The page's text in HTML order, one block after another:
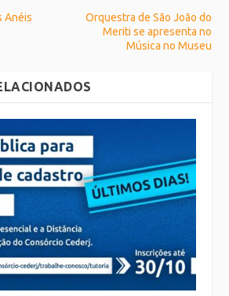
Anéis
Orquestra de São João do
Meriti se apresenta no
Música no Museu